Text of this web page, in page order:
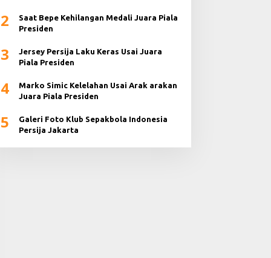
2
Saat Bepe Kehilangan Medali Juara Piala
Presiden
3
Jersey Persija Laku Keras Usai Juara
Piala Presiden
4
Marko Simic Kelelahan Usai Arak arakan
Juara Piala Presiden
5
Galeri Foto Klub Sepakbola Indonesia
Persija Jakarta